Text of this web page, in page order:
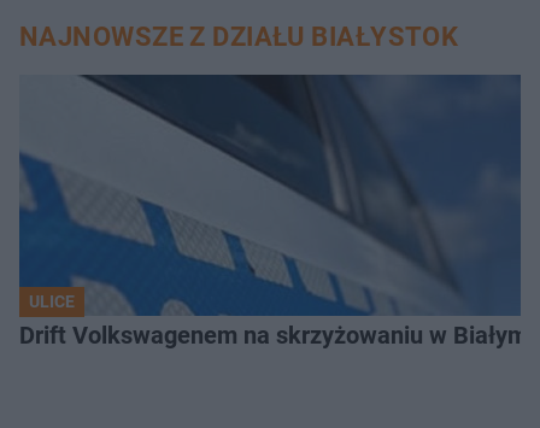
NAJNOWSZE Z DZIAŁU BIAŁYSTOK
ULICE
Drift Volkswagenem na skrzyżowaniu w